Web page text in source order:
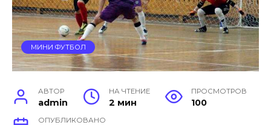
МИНИ ФУТБОЛ
АВТОР
admin
НА ЧТЕНИЕ
2 мин
ПРОСМОТРОВ
100
ОПУБЛИКОВАНО